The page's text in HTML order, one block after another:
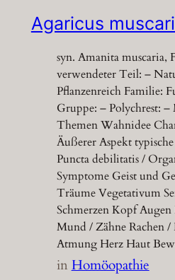
Agaricus
syn. Amanita muscaria,
verwendeter Teil: –
Pflanzenreich Familie:
Gruppe: – Polychrest: –
Themen Wahnidee
Äußerer Aspekt
Puncta debilitatis /
Symptome Geist und
Träume Vegetativum
Schmerzen Kopf Augen
Mund / Zähne Rachen /
Atmung Herz Haut
inHomöopathie